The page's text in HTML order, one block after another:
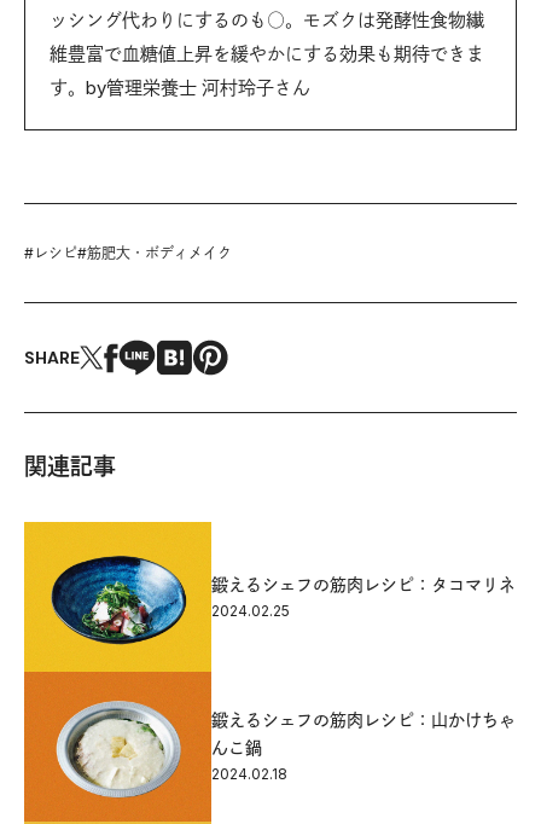
ッシング代わりにするのも○。モズクは発酵性食物繊
維豊富で血糖値上昇を緩やかにする効果も期待できま
す。by管理栄養士 河村玲子さん
# レシピ#筋肥大・ボディメイク
SHARE
関連記事
鍛えるシェフの筋肉レシピ：タコマリネ
2024.02.25
鍛えるシェフの筋肉レシピ：山かけちゃ
んこ鍋
2024.02.18